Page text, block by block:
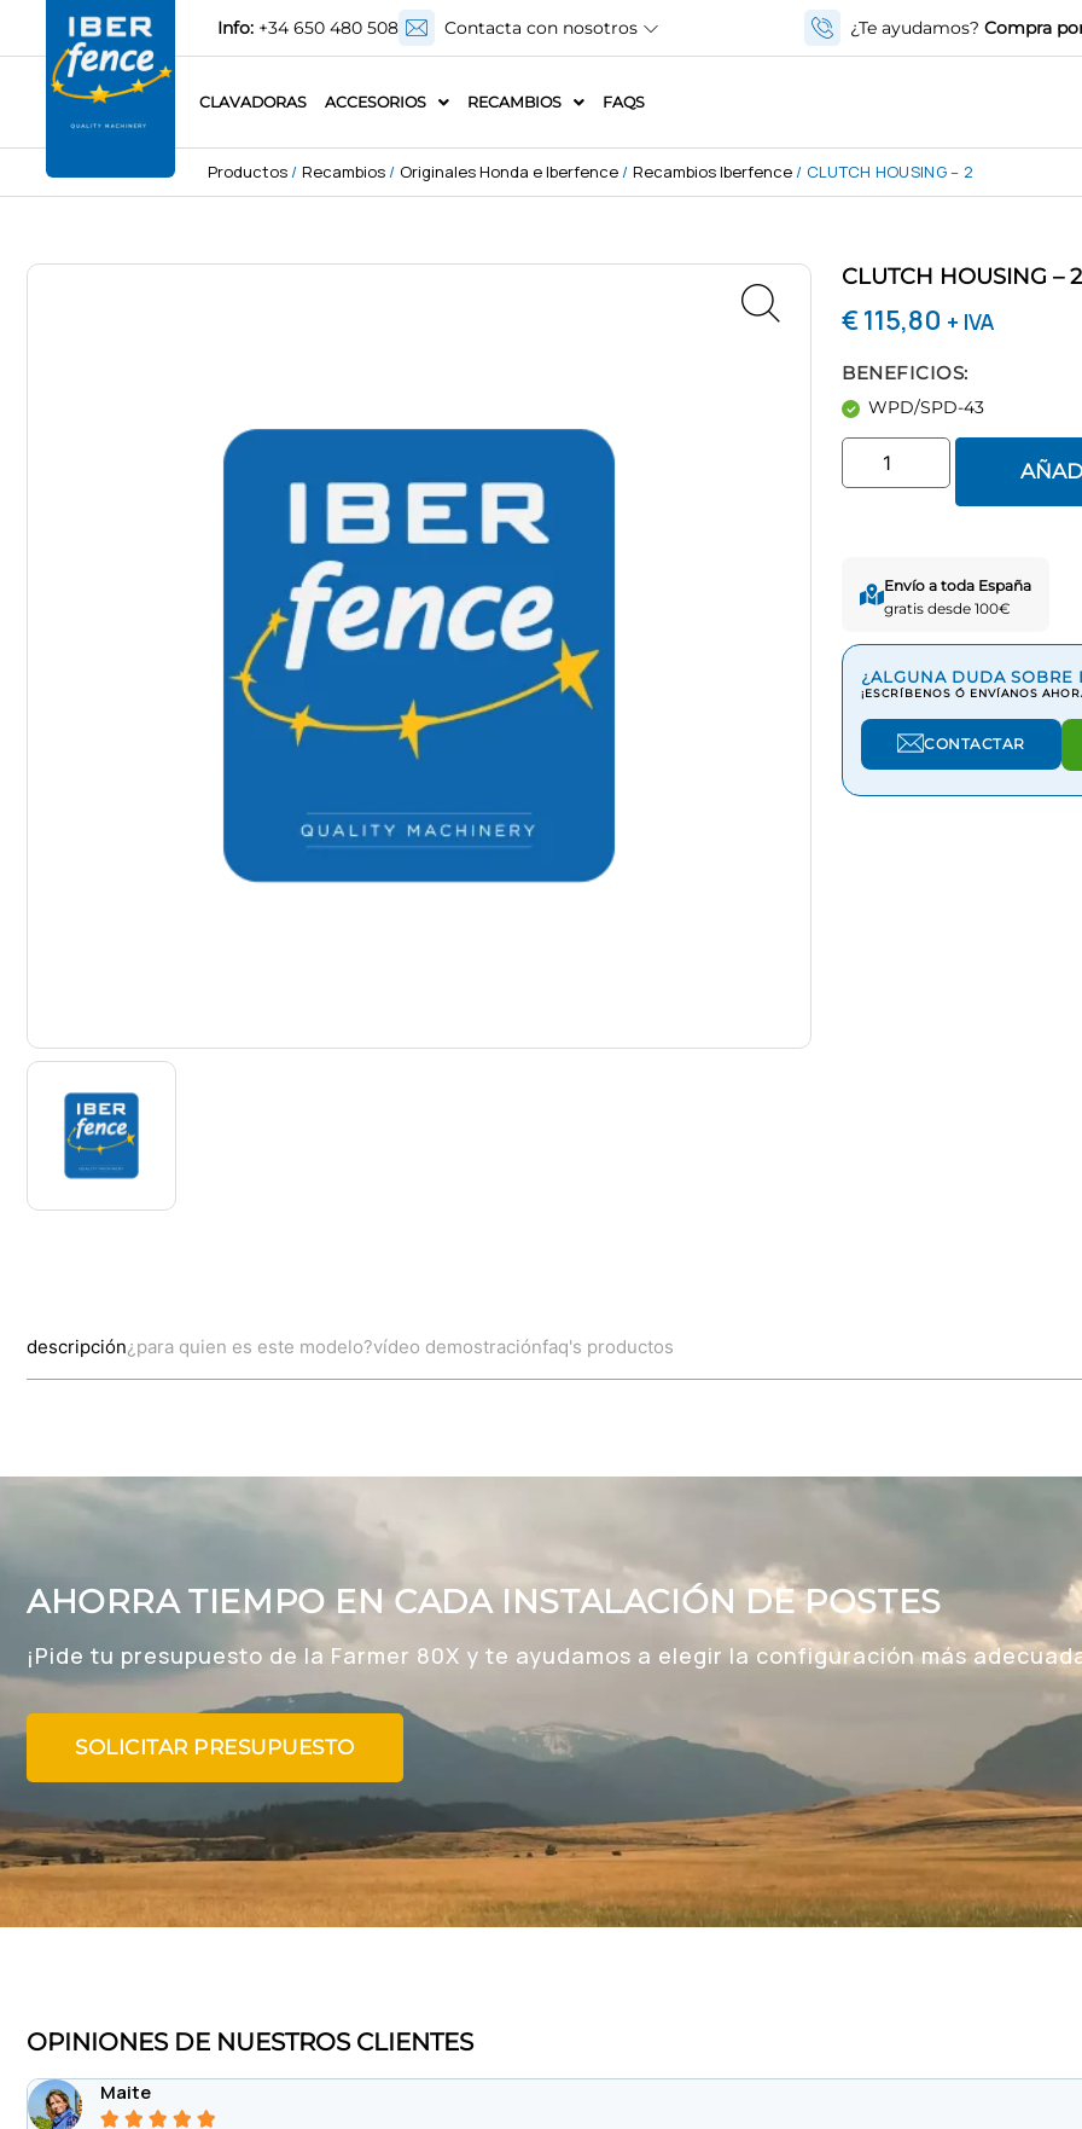
Info: +34 650 480 508 Contacta con nosotros ¿Te ayudamos? Compra
CLAVADORAS ACCESORIOS RECAMBIOS FAQS
Productos / Recambios/ Originales Honda e Iberfence/ Recambios Iberfence/ CLUTCH HOUSING – 2
CLUTCH HOUSING – 2
€115,80 + IVA
BENEFICIOS:
WPD/SPD-43
Envío a toda España
gratis desde 100€
¿ALGUNA DUDA SOBRE
¡ESCRÍBENOS Ó ENVÍANOS
CONTACTAR
descripción¿para quien es este modelo?vídeo demostraciónfaq's productos
AHORRA TIEMPO EN CADA INSTALACIÓN DE POSTES
¡Pide tu presupuesto de la Farmer 80X y te ayudamos a elegir la configuración más
SOLICITAR PRESUPUESTO
OPINIONES DE NUESTROS CLIENTES
Maite
    